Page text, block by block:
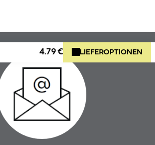
4.79 € LIEFEROPTIONEN